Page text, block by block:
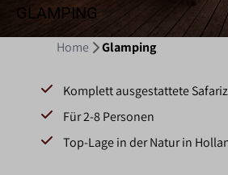
GLAMPING
Home Glamping
Komplett ausgestattete
Für 2-8 Personen
Top-Lage in der Natur in